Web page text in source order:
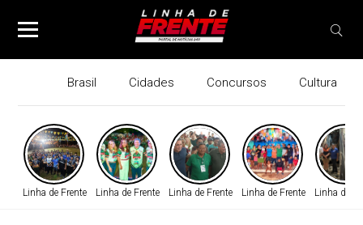
Brasil Cidades Concursos Cultura
Linha de Frente Linha de Frente Linha de Frente Linha de Frente Linha de